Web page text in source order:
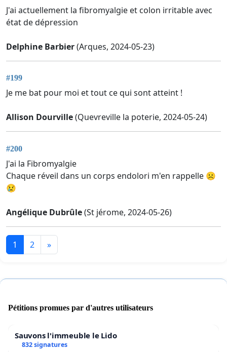
J'ai actuellement la fibromyalgie et colon irritable avec
état de dépression
Delphine Barbier(Arques, 2024-05-23)
#199
Je me bat pour moi et tout ce qui sont atteint !
Allison Dourville(Quevreville la poterie, 2024-05-24)
#200
J'ai la Fibromyalgie
Chaque réveil dans un corps endolori m'en rappelle ☹️
😢
Angélique Dubrûle(St jérome, 2024-05-26)
1 2 »
Pétitions promues par d'autres utilisateurs
Sauvons l'immeuble le Lido
832 signatures